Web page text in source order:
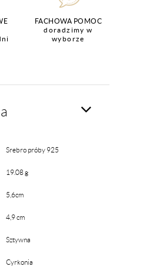
FACHOWA POMOC
doradzimy w
wyborze
Srebro próby 925
19.08 g
5,6cm
4,9 cm
Sztywna
Cyrkonia